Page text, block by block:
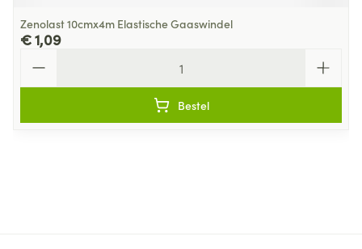
Zenolast 10cmx4m Elastische Gaaswindel
€ 1,09
Bestel